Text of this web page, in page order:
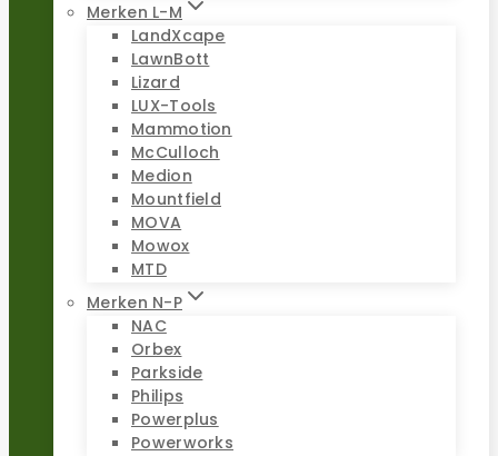
Merken L-M
LandXcape
LawnBott
Lizard
LUX-Tools
Mammotion
McCulloch
Medion
Mountfield
MOVA
Mowox
MTD
Merken N-P
NAC
Orbex
Parkside
Philips
Powerplus
Powerworks